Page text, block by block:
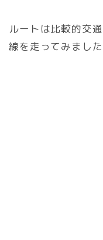
ルートは比較的交
線を走ってみました